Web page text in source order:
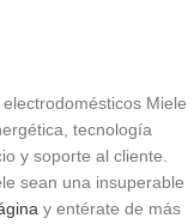
Miele
tecnología
y soporte al cliente.
sean una insuperable
y entérate de más